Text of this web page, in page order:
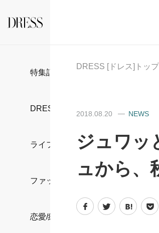
特集記事
DRESS部活
ライフスタイル
ファッション
恋愛/結婚/離婚
DRESS [ドレス]トップ
2018.08.20 NEWS
ジュワッ
ュから、